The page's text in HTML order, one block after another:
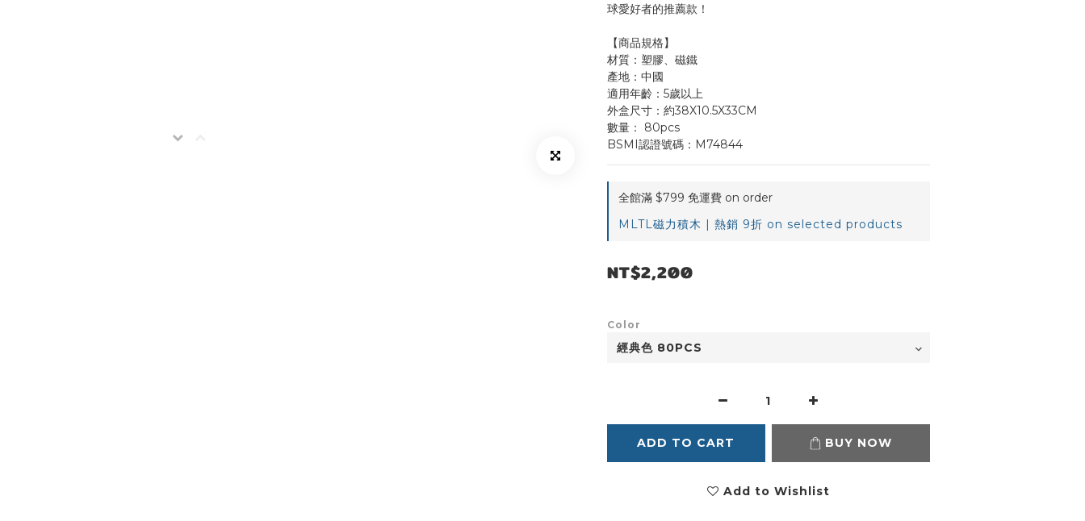
球愛好者的推薦款！
【商品規格】
材質：塑膠、磁鐵
產地：中國
適用年齡：5歲以上
外盒尺寸：約38X10.5X33CM
數量： 80pcs
BSMI認證號碼：M74844
全館滿 $799 免運費 on order
MLTL磁力積木 | 熱銷 9折 on selected products
NT$2,200
Color
ADD TO CART BUY NOW
Add to Wishlist